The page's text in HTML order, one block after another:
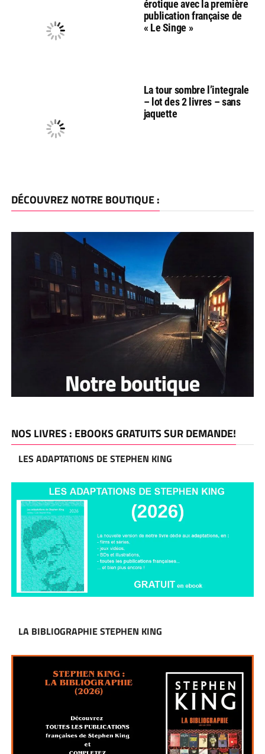
érotique avec la première
publication française de
« Le Singe »
La tour sombre l’integrale
– lot des 2 livres – sans
jaquette
DÉCOUVREZ NOTRE BOUTIQUE :
NOS LIVRES : EBOOKS GRATUITS SUR DEMANDE!
LES ADAPTATIONS DE STEPHEN KING
LA BIBLIOGRAPHIE STEPHEN KING